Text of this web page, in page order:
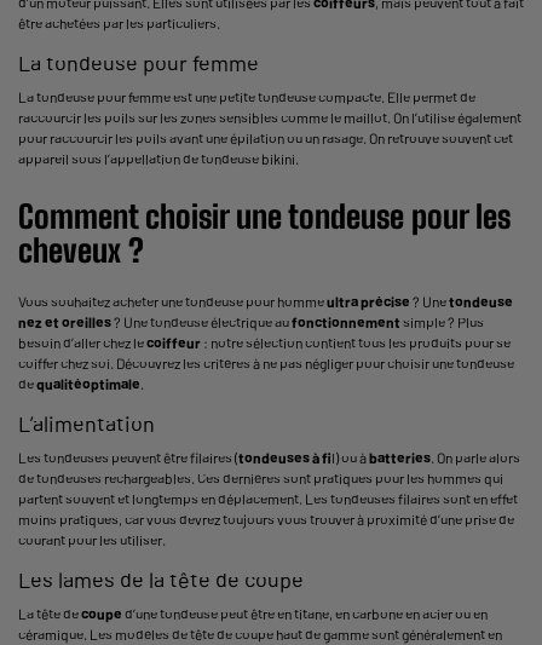
être achetées par les particuliers.
La tondeuse pour femme
La tondeuse pour femme est une petite tondeuse compacte. Elle permet de
raccourcir les poils sur les zones sensibles comme le maillot. On l’utilise également
pour raccourcir les poils avant une épilation ou un rasage. On retrouve souvent cet
appareil sous l’appellation de tondeuse bikini.
Comment choisir une tondeuse pour les
cheveux ?
Vous souhaitez acheter une tondeuse pour hommeultra précise ? Unetondeuse
nez et oreilles? Une tondeuse électrique aufonctionnement simple ? Plus
besoin d’aller chez lecoiffeur : notre sélection contient tous les produits pour se
coiffer chez soi. Découvrez les critères à ne pas négliger pour choisir une tondeuse
dequalitéoptimale.
L’alimentation
Les tondeuses peuvent être filaires (tondeuses à fil) ou àbatteries. On parle alors
de tondeuses rechargeables. Ces dernières sont pratiques pour les hommes qui
partent souvent et longtemps en déplacement. Les tondeuses filaires sont en effet
moins pratiques, car vous devrez toujours vous trouver à proximité d’une prise de
courant pour les utiliser.
Les lames de la tête de coupe
La tête decoupe d’une tondeuse peut être en titane, en carbone en acier ou en
céramique. Les modèles de tête de coupe haut de gamme sont généralement en